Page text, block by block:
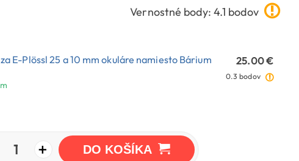
Vernostné body: 4.1 bodov
E-Plössl 25 a 10 mm okuláre namiesto Bárium
25.00 €
0.3 bodov
1 + DO KOŠÍKA